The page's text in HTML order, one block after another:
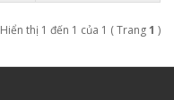
Hiển thị 1 đến 1 của 1 ( Trang1 )